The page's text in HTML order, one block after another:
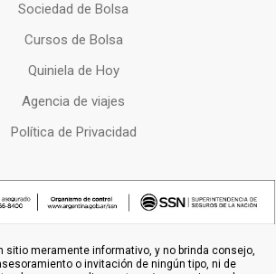
Sociedad de Bolsa
Cursos de Bolsa
Quiniela de Hoy
Agencia de viajes
Política de Privacidad
sitio meramente informativo, y no brinda consejo,
o invitación de ningún tipo, ni de